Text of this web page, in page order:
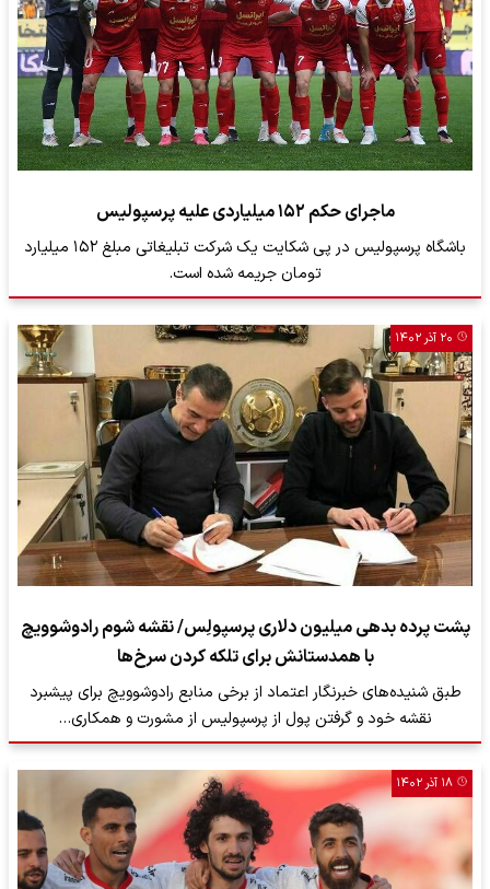
ماجرای حکم ۱۵۲ میلیاردی علیه پرسپولیس
باشگاه پرسپولیس در پی شکایت یک شرکت تبلیغاتی مبلغ ۱۵۲ میلیارد
تومان جریمه شده است.
۲۰ آذر ۱۴۰۲
پشت پرده بدهی میلیون دلاری پرسپولِس/ نقشه شوم رادوشوویچ
با همدستانش برای تلکه کردن سرخ‌ها
طبق شنیده‌های خبرنگار اعتماد از برخی منابع رادوشوویچ برای پیشبرد
نقشه خود و گرفتن پول از پرسپولیس از مشورت و همکاری…
۱۸ آذر ۱۴۰۲